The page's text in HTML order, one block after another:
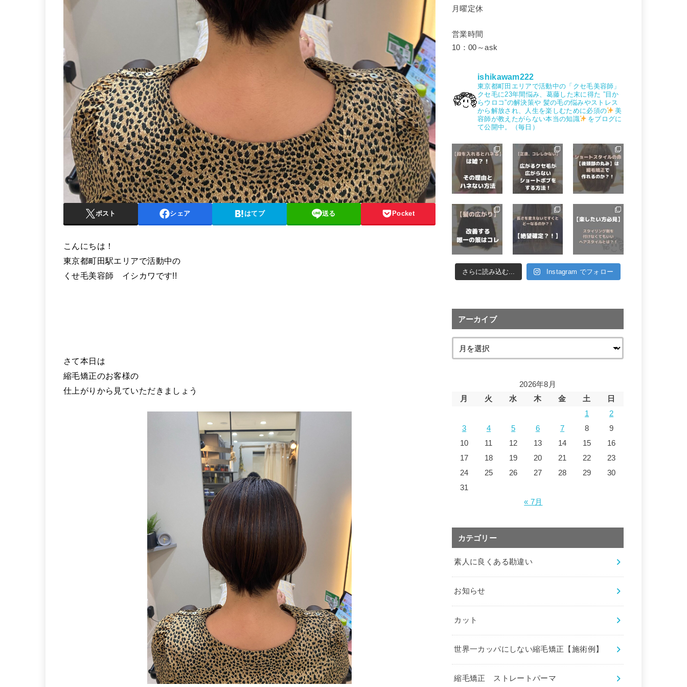
ポスト シェア はてブ 送る Pocket
こんにちは！
東京都町田駅エリアで活動中の
くせ毛美容師 イシカワです!!
さて本日は
縮毛矯正のお客様の
仕上がりから見ていただきましょう
月曜定休
営業時間
10：00～ask
ishikawam222
東京都町田エリアで活動中の「クセ毛美容師」
クセ毛に23年間悩み、葛藤した末に得た ”目か
らウロコ”の解決策や 髪の毛の悩みやストレス
から解放され、人生を楽しむために必須の
美
容師が教えたがらない本当の知識
をブログに
て公開中。（毎日）
さらに読み込む... Instagram でフォロー
アーカイブ
2026年8月
月
火 水 木 金 土
日
1
2
3
4 5 6 7 8
9
10
11 12 13 14 15
16
17
18 19 20 21 22
23
24
25 26 27 28 29
30
31
« 7月
カテゴリー
素人に良くある勘違い
お知らせ
カット
世界一カッパにしない縮毛矯正【施術例】
縮毛矯正 ストレートパーマ